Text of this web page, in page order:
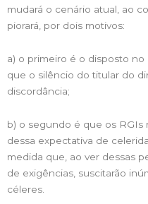
mudará o cenário atual, ao
piorará, por dois motivos:
a) o primeiro é o disposto no
que o silêncio do titular do
discordância;
b) o segundo é que os RGIs
dessa expectativa de
medida que, ao ver dessas
de exigências, suscitarão
céleres.